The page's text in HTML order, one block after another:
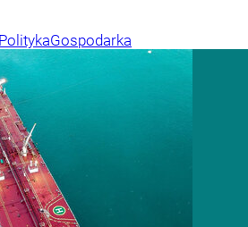
PolitykaGospodarka